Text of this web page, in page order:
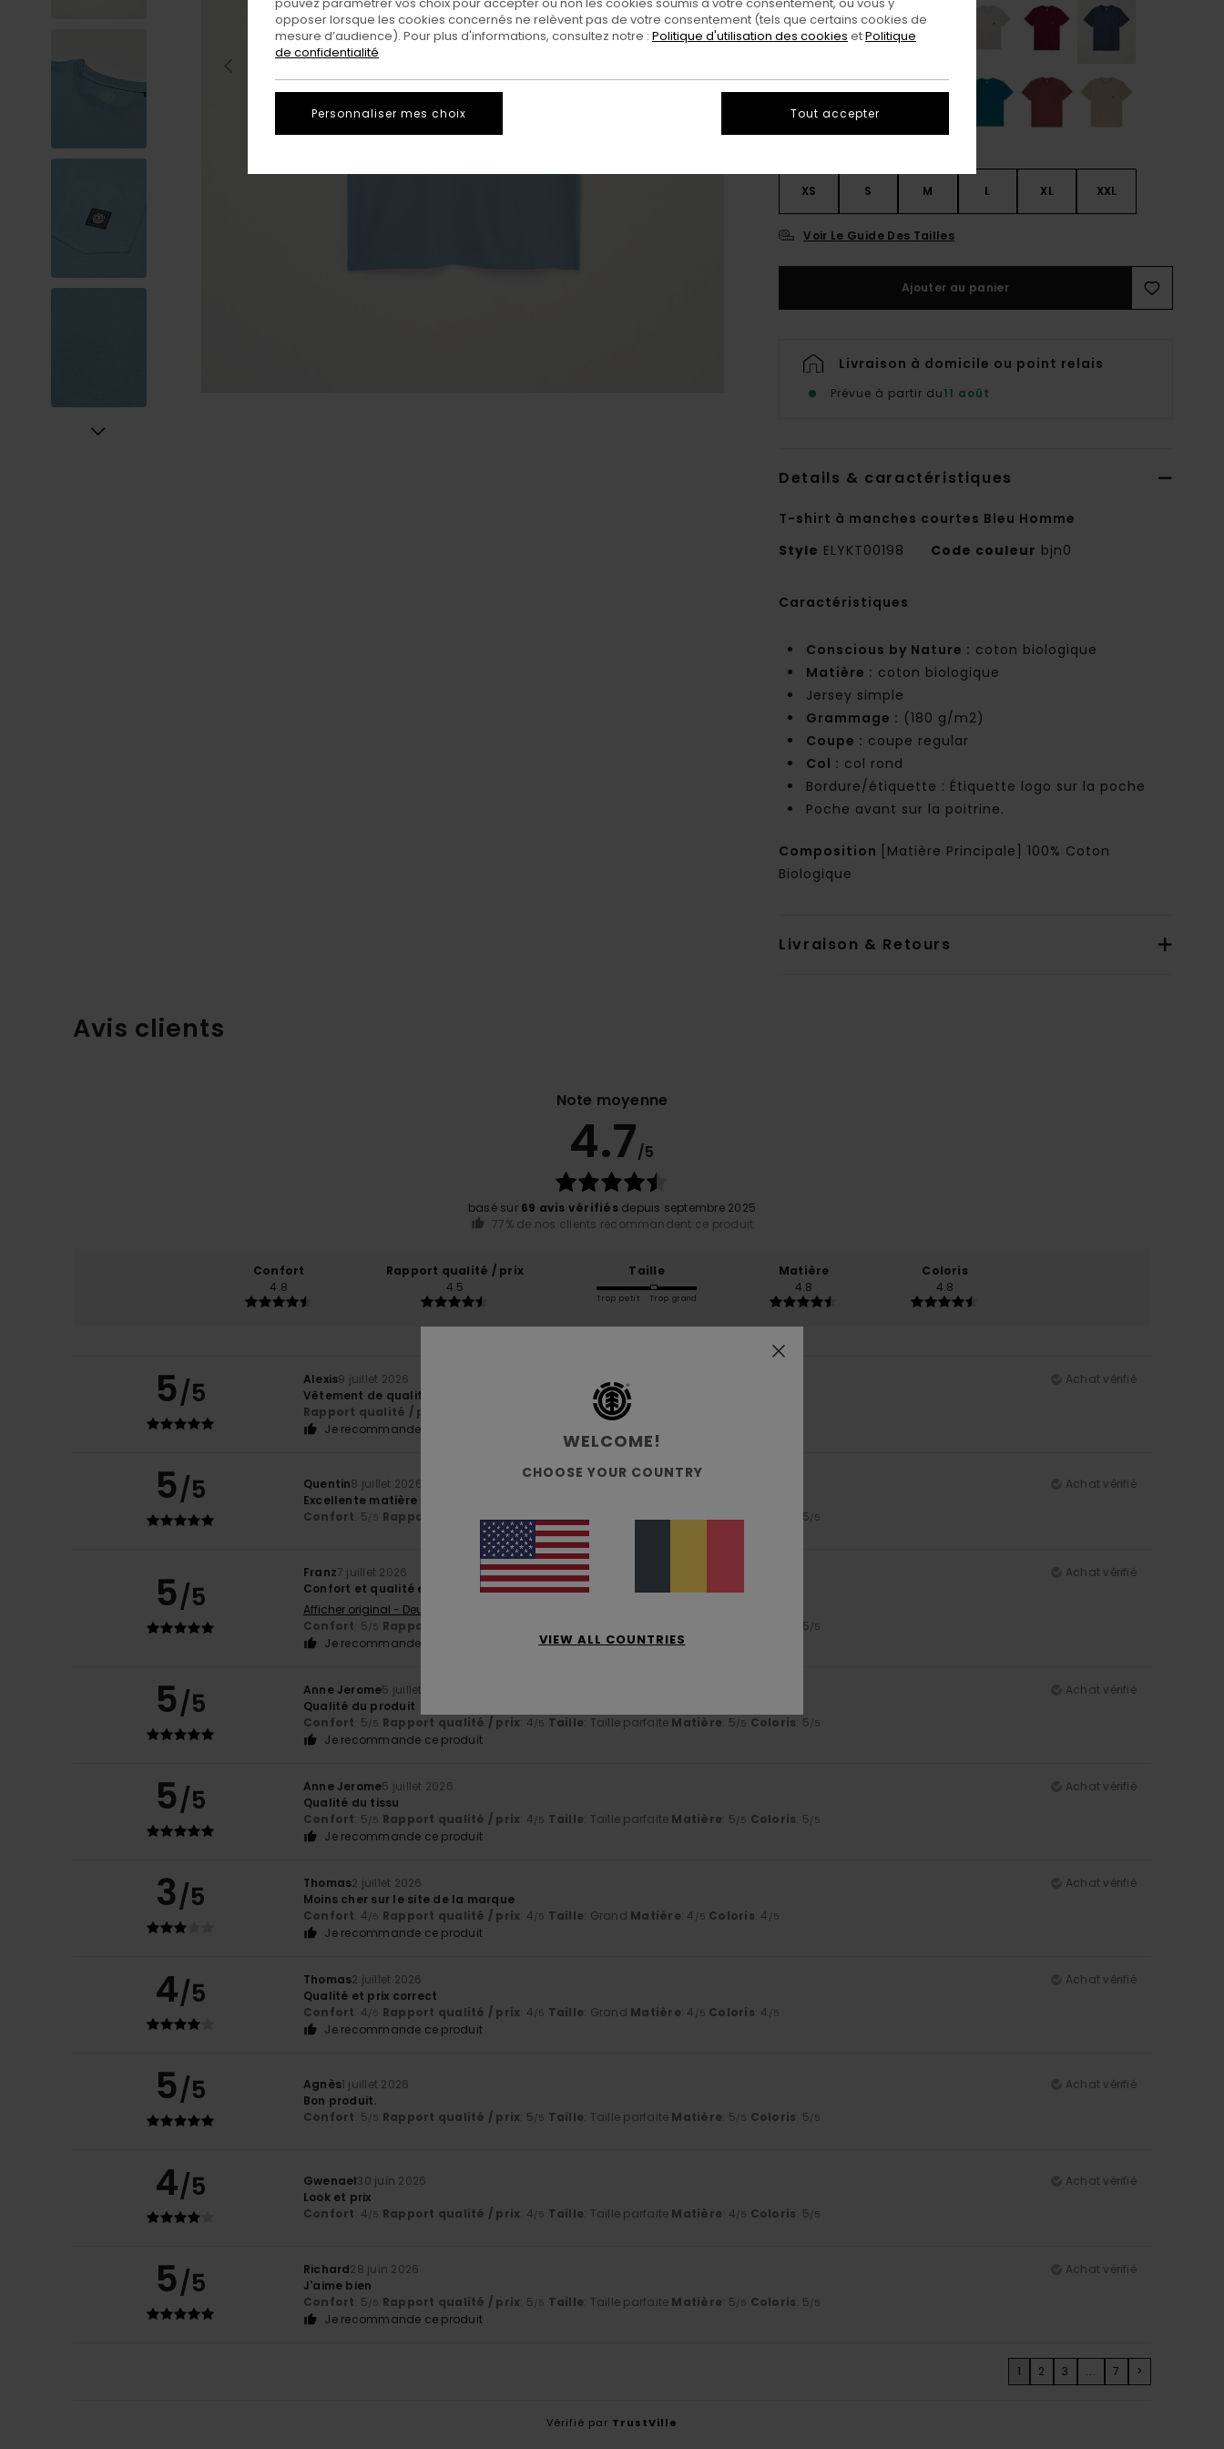
XS S M L XL XXL
Voir Le Guide Des Tailles
Ajouter au panier
Livraison à domicile ou point relais
Prévue à partir du11 août
Details & caractéristiques
T-shirt à manches courtes Bleu Homme
Style ELYKT00198 Code couleur bjn0
Caractéristiques
Conscious by Nature : coton biologique
Matière : coton biologique
Jersey simple
Grammage : (180 g/m2)
Coupe : coupe regular
Col : col rond
Bordure/étiquette : Étiquette logo sur la poche
Poche avant sur la poitrine.
Composition [Matière Principale] 100% Coton
Biologique
Livraison & Retours
Avis clients
Note moyenne
4.7/5
basé sur 69 avis vérifiés depuis septembre 2025
77% de nos clients recommandent ce produit
Confort
4.8
Rapport qualité / prix
4.5
Taille
Trop petit Trop grand
Matière
4.8
Coloris
4.8
5/5 Alexis9 juillet 2026
Achat vérifié
Vêtement de qualité, coton bio
Rapport qualité / prix
Je recommande ce produit
5/5 Quentin8 juillet 2026
Achat vérifié
Excellente matière légère et beau coloris
Confort: 5/5 Rapport qualité / prix: 5/5 Taille: Taille parfaiteMatière: 5/5 : 5/5
5/5
Franz7 juillet 2026
Achat vérifié
Confort et qualité exceptionnels
Afficher original - Deutsch
Confort: 5/5 Rapport qualité / prix : 5/5
Je recommande ce produit
5/5 Anne Jerome5 juillet 2026
Achat vérifié
Qualité du produit
Confort: 5/5 Rapport qualité / prix: 4/5 Taille: Taille parfaite Matière: 5/5 Coloris: 5/5
Je recommande ce produit
5/5 Anne Jerome5 juillet 2026
Achat vérifié
Qualité du tissu
Confort: 5/5 Rapport qualité / prix: 4/5 Taille: Taille parfaite Matière: 5/5 Coloris: 5/5
Je recommande ce produit
3/5 Thomas2 juillet 2026
Achat vérifié
Moins cher sur le site de la marque
Confort: 4/5 Rapport qualité / prix: 4/5 Taille: Grand Matière: 4 /5 Coloris: 4 /5
Je recommande ce produit
4/5 Thomas2 juillet 2026
Achat vérifié
Qualité et prix correct
Confort: 4/5 Rapport qualité / prix: 4/5 Taille: Grand Matière: 4 /5 Coloris: 4 /5
Je recommande ce produit
5/5 Agnès1 juillet 2026
Achat vérifié
Bon produit.
Confort: 5/5 Rapport qualité / prix: 5/5 Taille: Taille parfaite Matière: 5/5 Coloris: 5/5
4/5 Gwenael30 juin 2026
Achat vérifié
Look et prix
Confort: 4/5 Rapport qualité / prix: 4/5 Taille: Taille parfaite Matière: 4/5 Coloris: 5/5
5/5 Richard28 juin 2026
Achat vérifié
J'aime bien
Confort: 5/5 Rapport qualité / prix: 5/5 Taille: Taille parfaite Matière: 5/5 Coloris: 5/5
Je recommande ce produit
1 2 3 ... 7 >
Vérifié par TrustVille
WELCOME!
CHOOSE YOUR COUNTRY
VIEW ALL COUNTRIES
opposer lorsque les cookies concernés ne relèvent pas de votre consentement (tels que certains cookies de
mesure d’audience). Pour plus d'informations, consultez notre : Politique d'utilisation des cookies etPolitique
de confidentialité
Personnaliser mes choix Tout accepter